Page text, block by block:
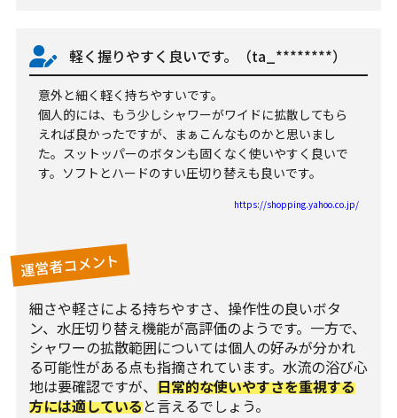
軽く握りやすく良いです。（ta_********）
意外と細く軽く持ちやすいです。
個人的には、もう少しシャワーがワイドに拡散してもら
えれば良かったですが、まぁこんなものかと思いまし
た。スットッパーのボタンも固くなく使いやすく良いで
す。ソフトとハードのすい圧切り替えも良いです。
https://shopping.yahoo.co.jp/
運営者コメント
細さや軽さによる持ちやすさ、操作性の良いボタ
ン、水圧切り替え機能が高評価のようです。一方で、
シャワーの拡散範囲については個人の好みが分かれ
る可能性がある点も指摘されています。水流の浴び心
地は要確認ですが、 日常的な使いやすさを重視する
方には適していると言えるでしょう。